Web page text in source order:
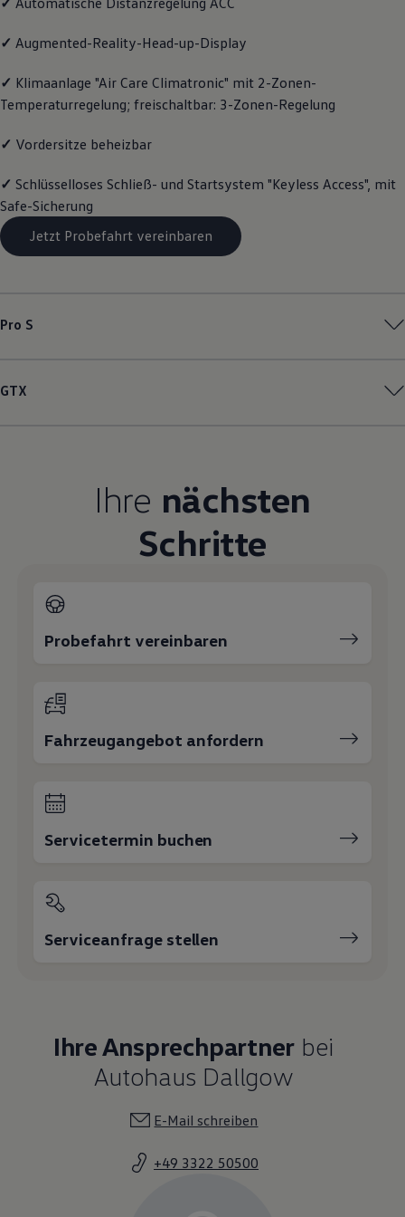
Motorenöl und Flüssigkeiten
Pannen- und Unfallhilfe
Volkswagen Teile
Zubehör
Modellspezifisches Zubehör
Transport
Individualisieren
Wallbox und Ladekabel
Digitale Extras
Dienste für Ihr Modell finden
Volkswagen Apps, Login und Shop
Handy und Fahrzeug verbinden
Elektromobilität
Volkswagen R
Pannen- und Unfallhilfe
Volkswagen Kundenbetreuung
✓ Augmented-Reality-Head-up-Display
✓ Klimaanlage "Air Care Climatronic" mit 2-Zonen-
Temperaturregelung; freischaltbar: 3-Zonen-Regelung
✓ Vordersitze beheizbar
✓ Schlüsselloses Schließ- und Startsystem "Keyless Access", mit
Safe-Sicherung
Jetzt Probefahrt vereinbaren
Pro S
GTX
Ihre nächsten
Schritte
Probefahrt vereinbaren
Fahrzeugangebot anfordern
Servicetermin buchen
Serviceanfrage stellen
Ihre Ansprechpartner bei
Autohaus Dallgow
E-Mail schreiben
+49 3322 50500